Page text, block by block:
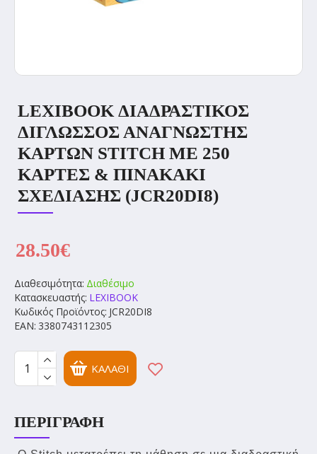
LEXIBOOK ΔΙΑΔΡΑΣΤΙΚΟΣ
ΔΙΓΛΩΣΣΟΣ ΑΝΑΓΝΩΣΤΗΣ
ΚΑΡΤΩΝ STITCH ΜΕ 250
ΚΑΡΤΕΣ & ΠΙΝΑΚΑΚΙ
ΣΧΕΔΙΑΣΗΣ (JCR20DI8)
Διαθεσιμότητα: Διαθέσιμο
Κατασκευαστής: LEXIBOOK
Κωδικός Προϊόντος: JCR20DI8
EAN: 3380743112305
28.50€
ΚΑΛΆΘΙ
ΠΕΡΙΓΡΑΦΉ